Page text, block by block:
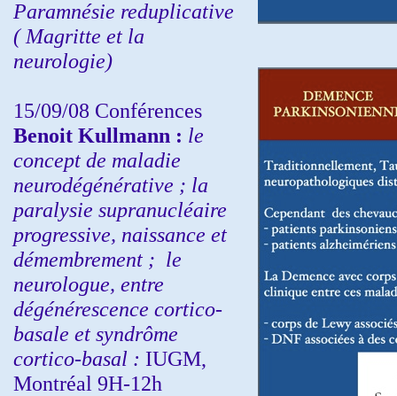
Paramnésie reduplicative
( Magritte et la
neurologie)
15/09/08 Conférences
Benoit Kullmann : le
concept de maladie
neurodégénérative ; la
paralysie supranucléaire
progressive, naissance et
démembrement ; le
neurologue, entre
dégénérescence cortico-
basale et syndrôme
cortico-basal : IUGM,
Montréal 9H-12h